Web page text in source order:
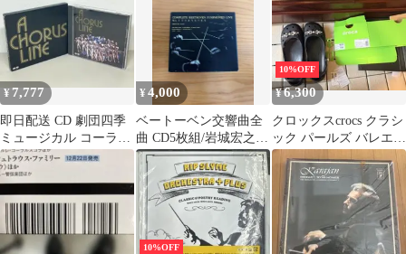
¥7,777
即日配送 CD 劇団四季
ミュージカル コーラス
ライン｜A CHORUS
LINE
¥4,000
ベートーベン交響曲全
曲 CD5枚組/岩城宏之/
オーケストラ・アンサ
ンブル金沢
10%OFF
¥6,300
クロックスcrocs クラシ
ック パールズ バレエ
BLACK
10%OFF